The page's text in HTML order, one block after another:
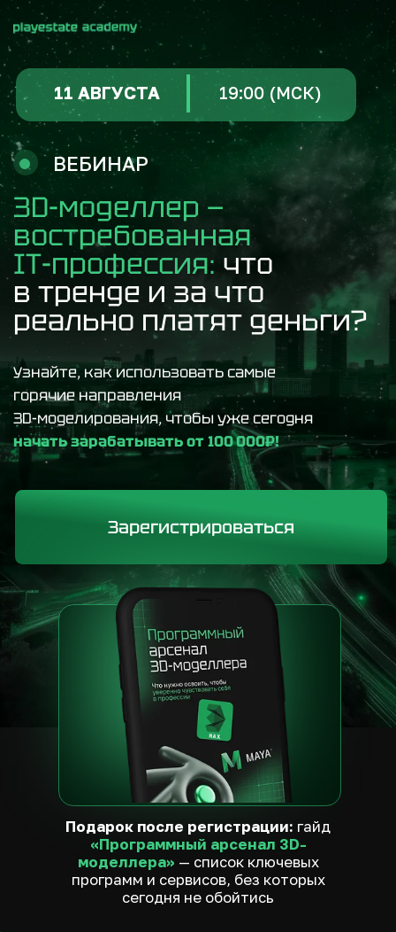
Зарегистрироваться
3D-моделлер —
востребованная
IT-профессия:
в тренде и за что
реально платят деньги?
Подарок после регистрации:гайд
«Программный арсенал 3D-
моделлера»
программ и сервисов, без которых
сегодня не обойтись
Узнайте, как использовать самые
горячие направления
3D-моделирования, чтобы уже сегодня
начать зарабатывать от 100 000₽!
ВЕБИНАР
19:00 (МСК)
11 АВГУСТА